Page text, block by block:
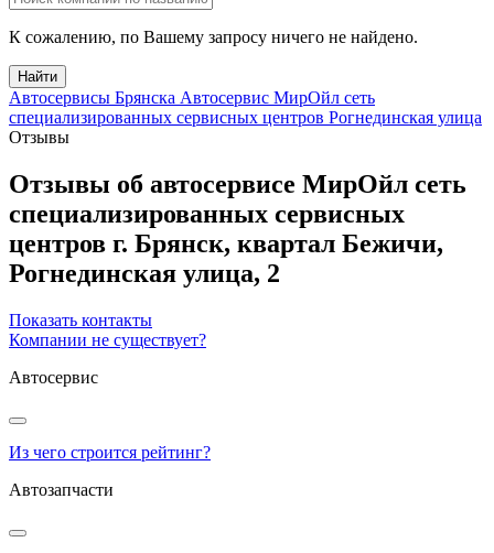
К сожалению, по Вашему запросу ничего не найдено.
Найти
Автосервисы Брянска Автосервис МирОйл сеть
специализированных сервисных центров Рогнединская улица
Отзывы
Отзывы об автосервисе МирОйл сеть
специализированных сервисных
центров г. Брянск, квартал Бежичи,
Рогнединская улица, 2
Показать контакты
Компании не существует?
Автосервис
Из чего строится рейтинг?
Автозапчасти